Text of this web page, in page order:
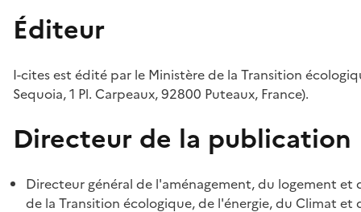
Éditeur
I-cites est édité par le Ministère de la Transition
Sequoia, 1 Pl. Carpeaux, 92800 Puteaux, France).
Directeur de la publication
Directeur général de l'aménagement, du logement
de la Transition écologique, de l'énergie, du Climat et